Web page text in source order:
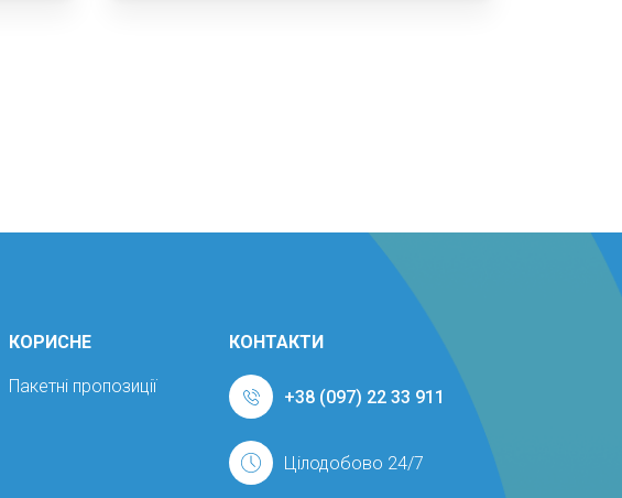
КОРИСНЕ
Пакетні пропозиції
КОНТАКТИ
+38 (097) 22 33 911
Цілодобово 24/7